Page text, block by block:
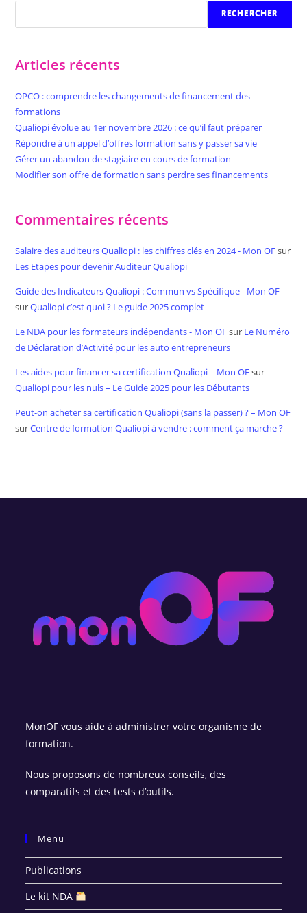
RECHERCHER
Articles récents
OPCO : comprendre les changements de financement des
formations
Qualiopi évolue au 1er novembre 2026 : ce qu’il faut préparer
Répondre à un appel d’offres formation sans y passer sa vie
Gérer un abandon de stagiaire en cours de formation
Modifier son offre de formation sans perdre ses financements
Commentaires récents
Salaire des auditeurs Qualiopi : les chiffres clés en 2024 - Mon OFsur
Les Etapes pour devenir Auditeur Qualiopi
Guide des Indicateurs Qualiopi : Commun vs Spécifique - Mon OF
surQualiopi c’est quoi ? Le guide 2025 complet
Le NDA pour les formateurs indépendants - Mon OFsur Le Numéro
de Déclaration d’Activité pour les auto entrepreneurs
Les aides pour financer sa certification Qualiopi – Mon OFsur
Qualiopi pour les nuls – Le Guide 2025 pour les Débutants
Peut-on acheter sa certification Qualiopi (sans la passer) ? – Mon OF
surCentre de formation Qualiopi à vendre : comment ça marche ?
MonOF vous aide à administrer votre organisme de
formation.
Nous proposons de nombreux conseils, des
comparatifs et des tests d’outils.
Menu
Publications
Le kit NDA